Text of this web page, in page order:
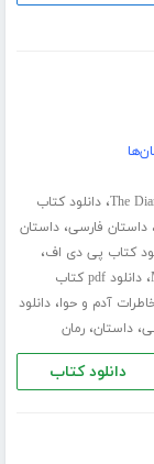
The،دانلود کتاب
،داستان فارسی،داستان
کتاب پی دی اف،
،
دانلود pdf کتاب
آدم و حوا،دانلود
،داستان،رمان
دانلود کتاب